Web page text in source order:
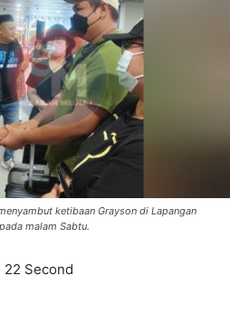
ketibaan Grayson di Lapangan
malam Sabtu.
22 Second